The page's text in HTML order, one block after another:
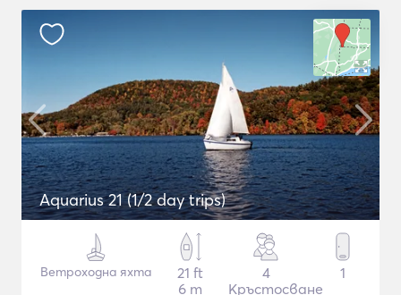
Aquarius 21 (1/2 day trips)
Ветроходна яхта
21 ft
6 m
4
Кръстосване
1